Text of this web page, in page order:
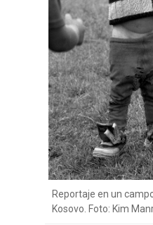
Reportaje en un
Kosovo. Foto: Kim